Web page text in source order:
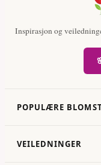
Inspirasjon og
POPULÆRE
VEILEDNINGER